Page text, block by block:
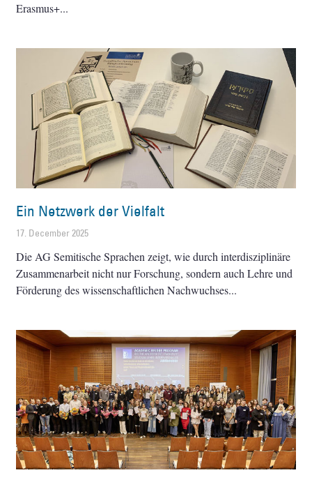
Erasmus+
Ein Netzwerk der Vielfalt
17. December 2025
Die AG Semitische Sprachen zeigt, wie durch interdisziplinäre
Zusammenarbeit nicht nur Forschung, sondern auch Lehre und
Förderung des wissenschaftlichen Nachwuchses